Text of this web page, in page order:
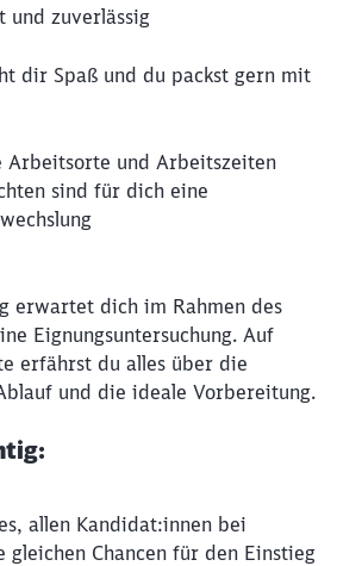
zuverlässig
dir Spaß und du packst gern mit
Arbeitsorte und Arbeitszeiten
sind für dich eine
erwartet dich im Rahmen des
Eignungsuntersuchung. Auf
erfährst du alles über die
und die ideale Vorbereitung.
allen Kandidat:innen bei
gleichen Chancen für den Einstieg